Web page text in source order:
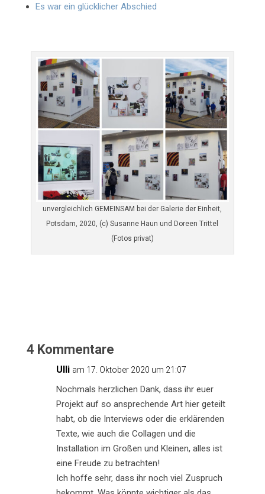
Es war ein glücklicher Abschied
unvergleichlich GEMEINSAM bei der Galerie der Einheit,
Potsdam, 2020, (c) Susanne Haun und Doreen Trittel
(Fotos privat)
4 Kommentare
Ulli am 17. Oktober 2020 um 21:07
Nochmals herzlichen Dank, dass ihr euer
Projekt auf so ansprechende Art hier geteilt
habt, ob die Interviews oder die erklärenden
Texte, wie auch die Collagen und die
Installation im Großen und Kleinen, alles ist
eine Freude zu betrachten!
Ich hoffe sehr, dass ihr noch viel Zuspruch